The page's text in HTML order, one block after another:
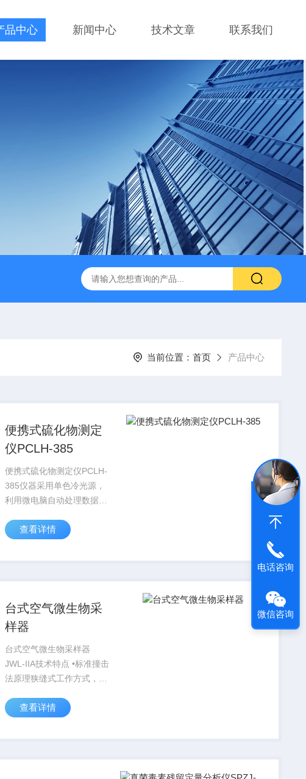
品中心 新闻中心 技术文章 联系我们
装置 CS-300轨道式摇床 JKG-203新型冷原子吸收测汞仪
当前位置： 首页 产品中心
便携式硫化物测定
仪PCLH-385
便携式硫化物测定仪PCLH-
385仪器采用单色冷光源，
利用微电脑自动处理数据，
值。广泛于饮用水、地表
水的测定。 1、高性能超低
查看详情
台式空气微生物采
样器
台式空气微生物采样器
JWL-IIA技术特点 •标准撞击
法原理狭缝式工作方式，对
胶粒子有效捕获。 •浮游菌
95%，或病毒捕获率大于
查看详情
电话咨询
微信咨询